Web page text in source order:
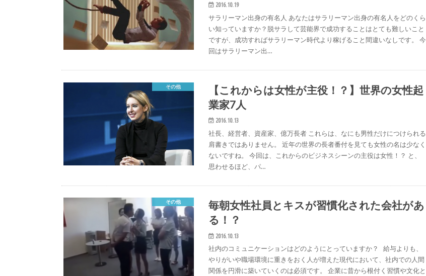
2016.10.19
サラリーマン出身の有名人 あなたはサラリーマン出身の有名人をどのくら
い知っていますか？脱サラして芸能界で成功することはとても難しいこと
ですが、成功すればサラリーマン時代より稼げること間違いなしです。 今
回はサラリーマン出…
その他
【これからは女性が主役！？】世界の女性起
業家7人
2016.10.13
社長、経営者、資産家、億万長者 これらは、なにも男性だけにつけられる
肩書きではありません。 近年の世界の長者番付を見ても女性の名は少なく
ないですね。 今回は、これからのビジネスシーンの主役は女性！？ と、
思わせるほど、パ…
その他
毎朝女性社員とキスが習慣化された会社があ
る！？
2016.10.13
社内のコミュニケーションはどのようにとっていますか？ 給与よりも、
やりがいや職場環境に重きをおく人が増えた現代において、社内での人間
関係を円滑に築いていくのは必須です。 企業に昔から根付く習慣や文化と